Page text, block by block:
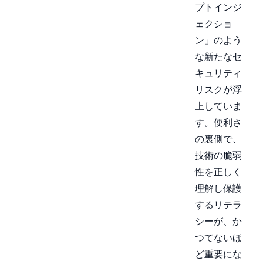
プトインジ
ェクショ
ン」のよう
な新たなセ
キュリティ
リスクが浮
上していま
す。便利さ
の裏側で、
技術の脆弱
性を正しく
理解し保護
するリテラ
シーが、か
つてないほ
ど重要にな